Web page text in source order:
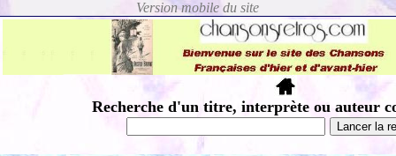
Recherche d'un titre, interprète ou auteur